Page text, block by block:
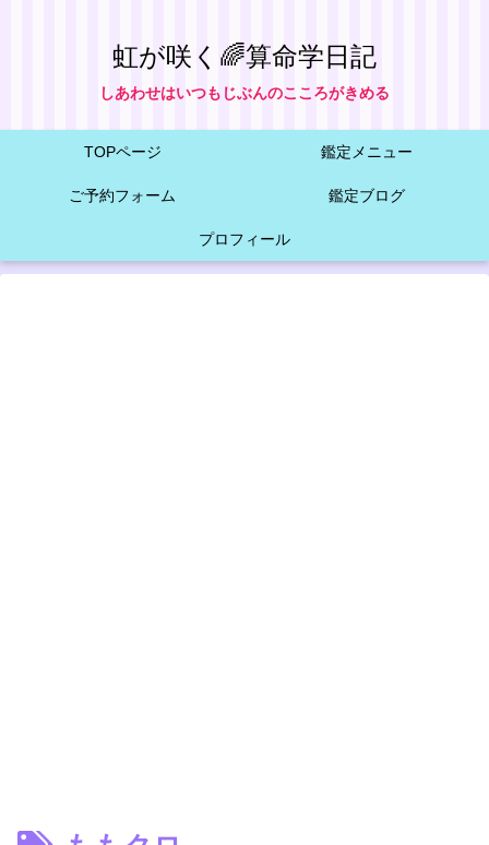
虹が咲く🌈算命学日記
しあわせはいつもじぶんのこころがきめる
TOPページ 鑑定メニュー
ご予約フォーム 鑑定ブログ
プロフィール